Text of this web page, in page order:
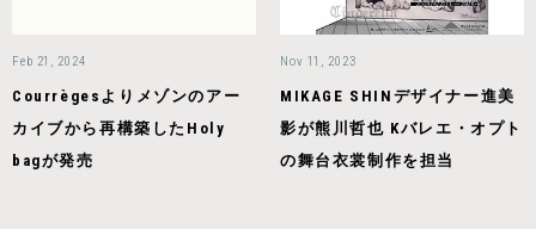
Feb 21, 2024
Courrègesよりメゾンのアー
カイブから再構築したHoly
bagが発売
Nov 11, 2023
MIKAGE SHINデザイナー進美
影が熊川哲也 Kバレエ・オプト
の舞台衣裳制作を担当